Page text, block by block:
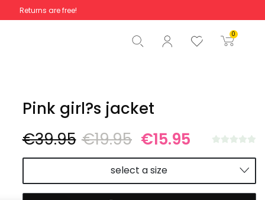
Returns are free!
0
Total €0.00
Start order
Pink girl?s jacket
€39.95 €19.95 €15.95
select a size